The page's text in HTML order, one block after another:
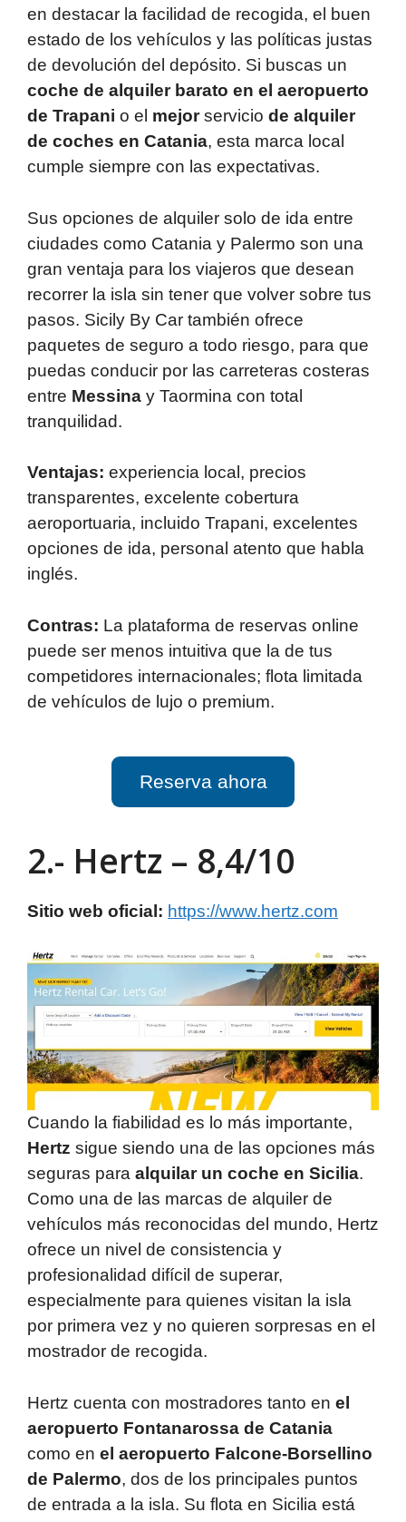
en destacar la facilidad de recogida, el buen
estado de los vehículos y las políticas justas
de devolución del depósito. Si buscas un
coche de alquiler barato en el aeropuerto
de Trapani o el mejorservicio de alquiler
de coches en Catania, esta marca local
cumple siempre con las expectativas.
Sus opciones de alquiler solo de ida entre
ciudades como Catania y Palermo son una
gran ventaja para los viajeros que desean
recorrer la isla sin tener que volver sobre tus
pasos. Sicily By Car también ofrece
paquetes de seguro a todo riesgo, para que
puedas conducir por las carreteras costeras
entre Messina y Taormina con total
tranquilidad.
Ventajas: experiencia local, precios
transparentes, excelente cobertura
aeroportuaria, incluido Trapani, excelentes
opciones de ida, personal atento que habla
inglés.
Contras: La plataforma de reservas online
puede ser menos intuitiva que la de tus
competidores internacionales; flota limitada
de vehículos de lujo o premium.
Reserva ahora
2.- Hertz – 8,4/10
Sitio web oficial: https://www.hertz.com
Cuando la fiabilidad es lo más importante,
Hertz sigue siendo una de las opciones más
seguras para alquilar un coche en Sicilia.
Como una de las marcas de alquiler de
vehículos más reconocidas del mundo, Hertz
ofrece un nivel de consistencia y
profesionalidad difícil de superar,
especialmente para quienes visitan la isla
por primera vez y no quieren sorpresas en el
mostrador de recogida.
Hertz cuenta con mostradores tanto en el
aeropuerto Fontanarossa de Catania
como en el aeropuerto Falcone-Borsellino
de Palermo, dos de los principales puntos
de entrada a la isla. Su flota en Sicilia está